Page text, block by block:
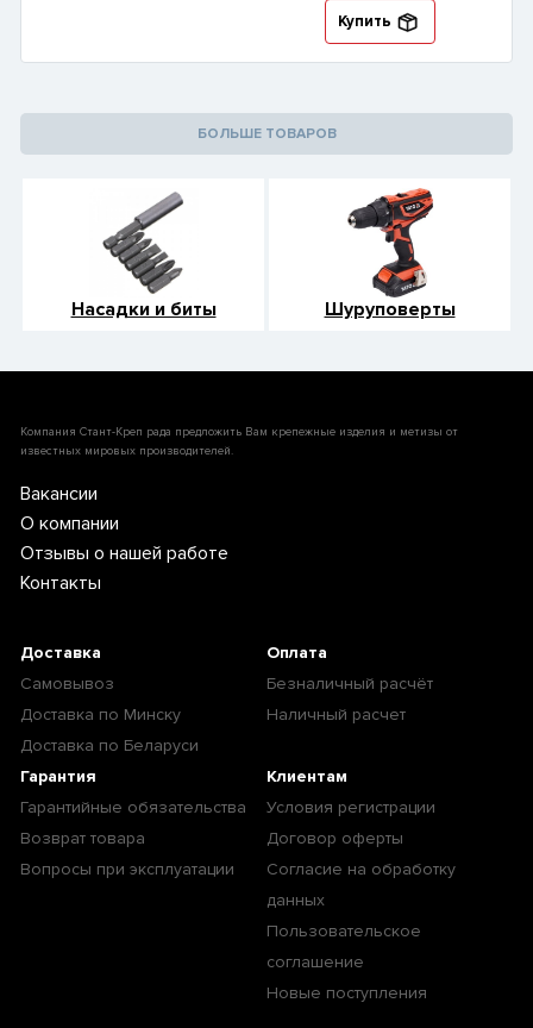
Купить
БОЛЬШЕ ТОВАРОВ
Насадки и биты Шуруповерты
Компания Стант-Креп рада предложить Вам крепежные изделия и метизы от
известных мировых производителей.
Вакансии
О компании
Отзывы о нашей работе
Контакты
Доставка
Самовывоз
Доставка по Минску
Доставка по Беларуси
Оплата
Безналичный расчёт
Наличный расчет
Гарантия
Гарантийные обязательства
Возврат товара
Вопросы при эксплуатации
Клиентам
Условия регистрации
Договор оферты
Согласие на обработку
данных
Пользовательское
соглашение
Новые поступления